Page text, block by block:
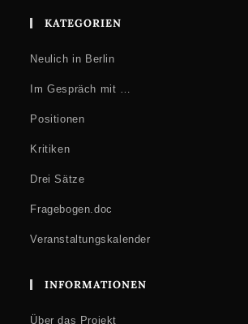
KATEGORIEN
Neulich in Berlin
Im Gespräch mit …
Positionen
Kritiken
Drei Sätze
Fragebogen.doc
Veranstaltungskalender
INFORMATIONEN
Über das Projekt